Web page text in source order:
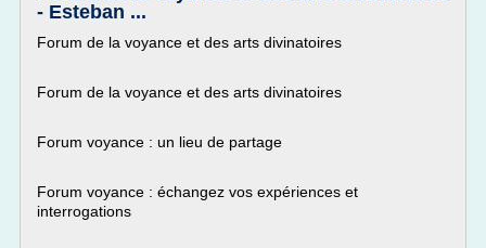
- Esteban ...
Forum de la voyance et des arts divinatoires
Forum de la voyance et des arts divinatoires
Forum voyance : un lieu de partage
Forum voyance : échangez vos expériences et
interrogations